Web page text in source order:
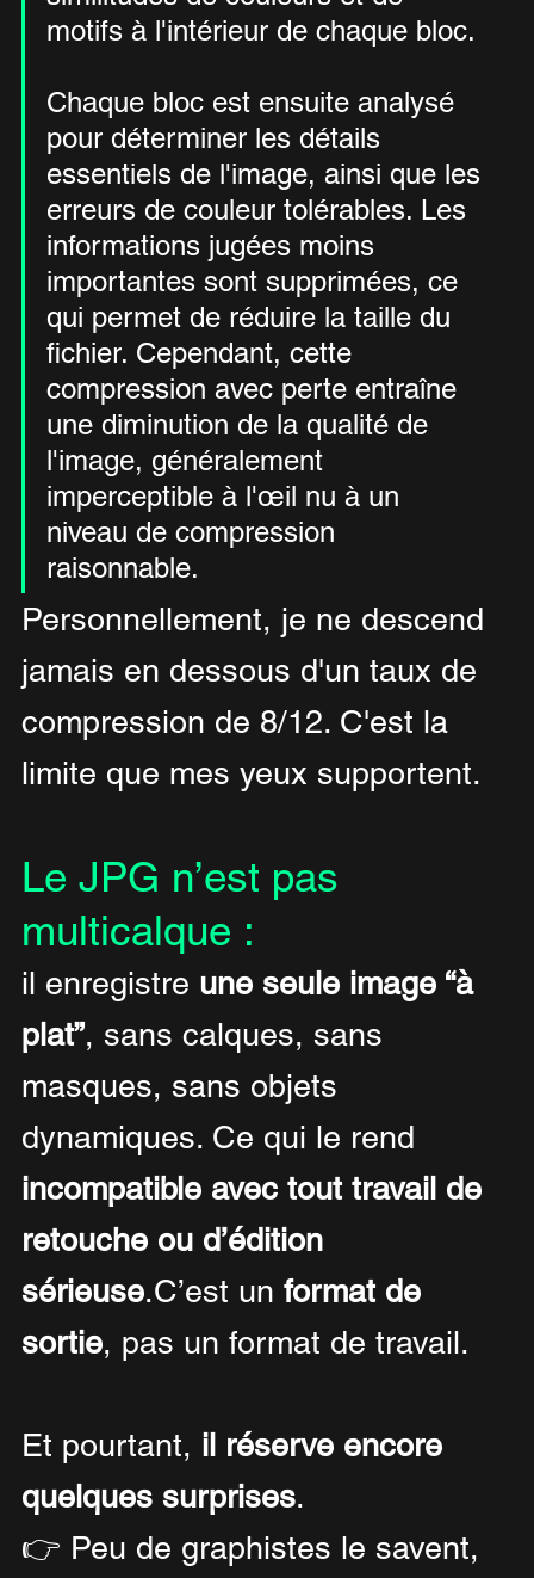
motifs à l'intérieur de chaque bloc.
Chaque bloc est ensuite analysé
pour déterminer les détails
essentiels de l'image, ainsi que les
erreurs de couleur tolérables. Les
informations jugées moins
importantes sont supprimées, ce
qui permet de réduire la taille du
fichier. Cependant, cette
compression avec perte entraîne
une diminution de la qualité de
l'image, généralement
imperceptible à l'œil nu à un
niveau de compression
raisonnable.
Personnellement, je ne descend
jamais en dessous d'un taux de
compression de 8/12. C'est la
limite que mes yeux supportent.
Le JPG n’est pas
multicalque :
il enregistre une seule image “à
plat”, sans calques, sans
masques, sans objets
dynamiques. Ce qui le rend
incompatible avec tout travail de
retouche ou d’édition
sérieuse.C’est un format de
sortie, pas un format de travail.
Et pourtant, il réserve encore
quelques surprises.
👉 Peu de graphistes le savent,